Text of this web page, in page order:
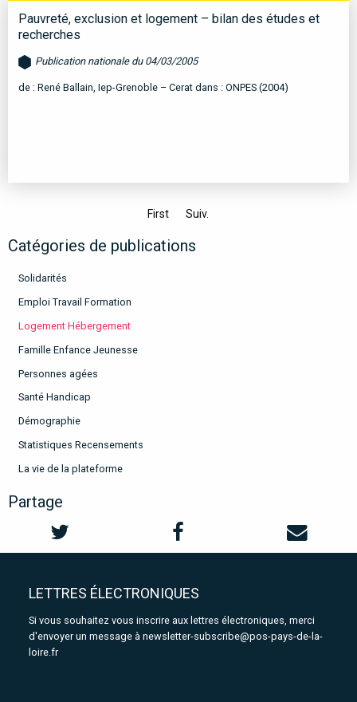
Pauvreté, exclusion et logement – bilan des études et
recherches
Publication nationale du 04/03/2005
de : René Ballain, Iep-Grenoble – Cerat dans : ONPES (2004)
First Suiv.
Catégories de publications
Solidarités
Emploi Travail Formation
Logement Hébergement
Famille Enfance Jeunesse
Personnes agées
Santé Handicap
Démographie
Statistiques Recensements
La vie de la plateforme
Partage
LETTRES ÉLECTRONIQUES
Si vous souhaitez vous inscrire aux lettres électroniques, merci
d'envoyer un message à newsletter-subscribe@pos-pays-de-la-
loire.fr